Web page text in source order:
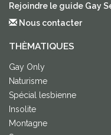
Rejoindre le guide Gay
Nous contacter
THÈMATIQUES
Gay Only
Naturisme
Spécial lesbienne
Insolite
Montagne